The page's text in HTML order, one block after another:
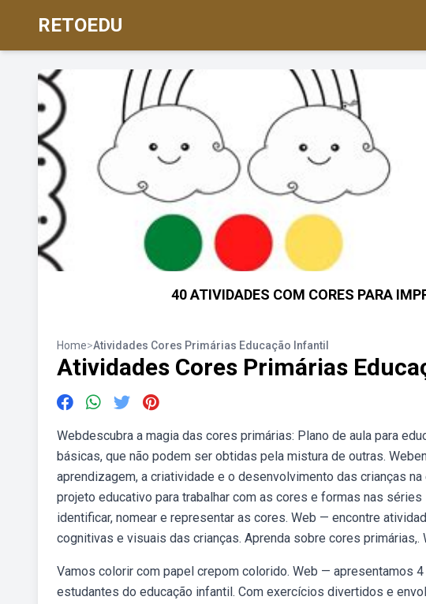
RETOEDU
40 ATIVIDADES COM CORES PARA
Home>Atividades Cores Primárias Educação Infantil
Atividades Cores Primárias
Webdescubra a magia das cores primárias: Plano de aula para
básicas, que não podem ser obtidas pela mistura de outras.
aprendizagem, a criatividade e o desenvolvimento das crianças
projeto educativo para trabalhar com as cores e formas nas
identificar, nomear e representar as cores. Web — encontre
cognitivas e visuais das crianças. Aprenda sobre cores
Vamos colorir com papel crepom colorido. Web — apresentamos
estudantes do educação infantil. Com exercícios divertidos e